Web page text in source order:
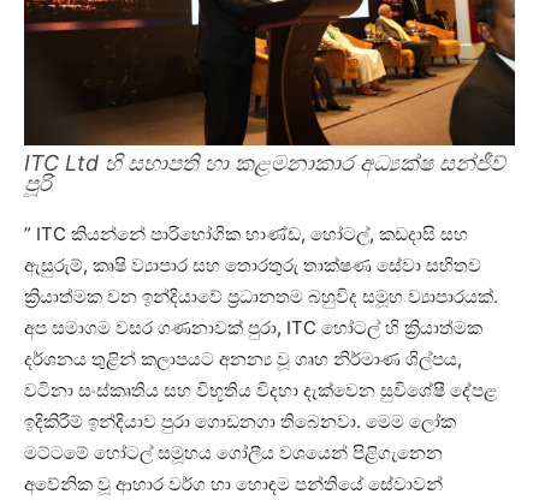
ITC Ltd හි සභාපති හා කළමනාකාර අධ්‍යක්ෂ සන්ජීව්
පූරි
” ITC කියන්නේ පාරිභෝගික භාණ්ඩ, හෝටල්, කඩදාසි සහ
ඇසුරුම්, කෘෂි ව්‍යාපාර සහ තොරතුරු තාක්ෂණ සේවා සහිතව
ක්‍රියාත්මක වන ඉන්දියාවේ ප්‍රධානතම බහුවිද සමූහ ව්‍යාපාරයක්.
අප සමාගම වසර ගණනාවක් පුරා, ITC හෝටල් හි ක්‍රියාත්මක
දර්ශනය තුළින් කලාපයට අනන්‍ය වූ ගෘහ නිර්මාණ ශිල්පය,
වටිනා සංස්කෘතිය සහ විභූතිය විදහා දැක්වෙන සුවිශේෂී දේපළ
ඉදිකිරීම් ඉන්දියාව පුරා ගොඩනගා තිබෙනවා. මෙම ලෝක
මට්ටමේ හෝටල් සමූහය ගෝලීය වශයෙන් පිළිගැනෙන
අවේනික වූ ආහාර වර්ග හා හොඳම පන්තියේ සේවාවන්